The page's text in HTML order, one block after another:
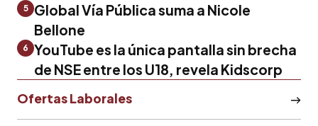
5
Global Vía Pública suma a Nicole
Bellone
6 YouTube es la única pantalla sin brecha
de NSE entre los U18, revela Kidscorp
Ofertas Laborales